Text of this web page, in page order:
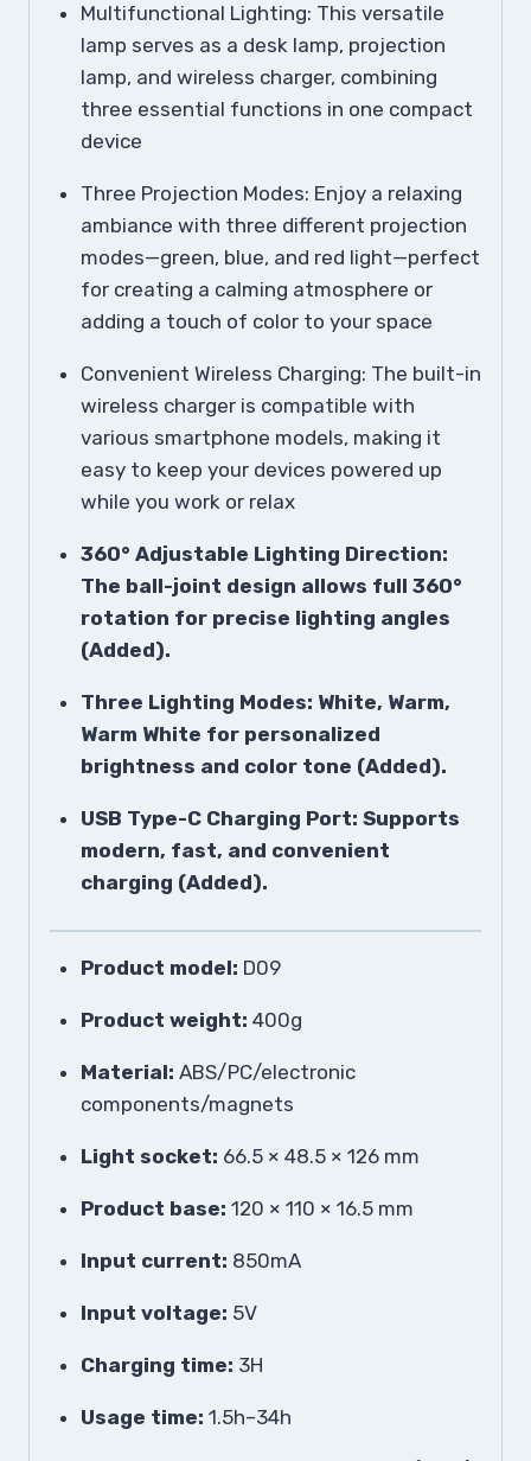
Multifunctional Lighting: This versatile
lamp serves as a desk lamp, projection
lamp, and wireless charger, combining
three essential functions in one compact
device
Three Projection Modes: Enjoy a relaxing
ambiance with three different projection
modes—green, blue, and red light—perfect
for creating a calming atmosphere or
adding a touch of color to your space
Convenient Wireless Charging: The built-in
wireless charger is compatible with
various smartphone models, making it
easy to keep your devices powered up
while you work or relax
360° Adjustable Lighting Direction:
The ball-joint design allows full 360°
rotation for precise lighting angles
(Added).
Three Lighting Modes: White, Warm,
Warm White for personalized
brightness and color tone (Added).
USB Type-C Charging Port: Supports
modern, fast, and convenient
charging (Added).
Product model: D09
Product weight: 400g
Material: ABS/PC/electronic
components/magnets
Light socket: 66.5 × 48.5 × 126 mm
Product base: 120 × 110 × 16.5 mm
Input current: 850mA
Input voltage: 5V
Charging time: 3H
Usage time: 1.5h–34h